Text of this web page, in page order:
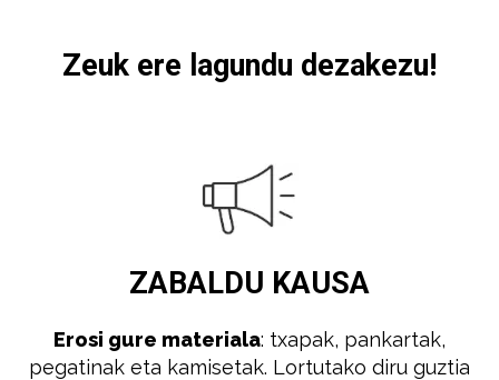
Zeuk ere lagundu dezakezu!
ZABALDU KAUSA
Erosi gure materiala: txapak, pankartak,
pegatinak eta kamisetak. Lortutako diru guztia